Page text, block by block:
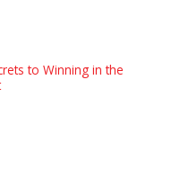
to Winning in the